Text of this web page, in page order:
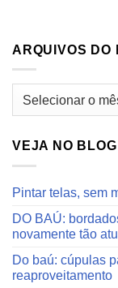
ARQUIVOS DO
VEJA NO BLOG
Pintar telas, sem
DO BAÚ:
novamente tão
Do baú: cúpulas
reaproveitamento